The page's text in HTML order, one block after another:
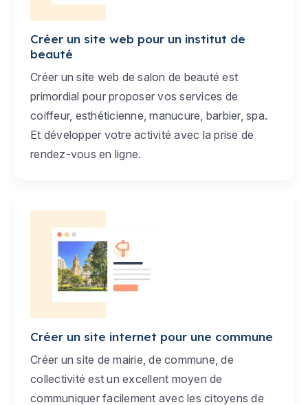
Créer un site web pour un institut de
beauté
Créer un site web de salon de beauté est
primordial pour proposer vos services de
coiffeur, esthéticienne, manucure, barbier, spa.
Et développer votre activité avec la prise de
rendez-vous en ligne.
Créer un site internet pour une commune
Créer un site de mairie, de commune, de
collectivité est un excellent moyen de
communiquer facilement avec les citoyens de